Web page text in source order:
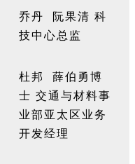
乔丹 阮果清 科
技中心总监
杜邦
薛伯勇博
士 交通与材料事
业部亚太区业务
开发经理